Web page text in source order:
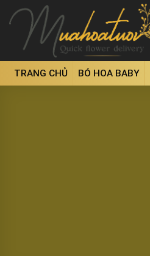
content
TRANG CHỦ BÓ HOA BABY